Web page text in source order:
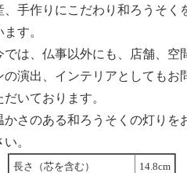
、手作りにこだわり和ろうそく
ます。
では、仏事以外にも、店舗、空
の演出、インテリアとしてもお
だいております。
かさのある和ろうそくの灯りを
い。
長さ（芯を含む）
14.8cm